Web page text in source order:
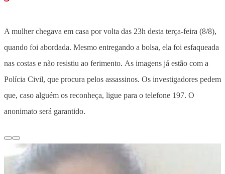
A mulher chegava em casa por volta das 23h desta terça-feira (8/8),
quando foi abordada. Mesmo entregando a bolsa, ela foi esfaqueada
nas costas e não resistiu ao ferimento. As imagens já estão com a
Polícia Civil, que procura pelos assassinos. Os investigadores pedem
que, caso alguém os reconheça, ligue para o telefone 197. O
anonimato será garantido.